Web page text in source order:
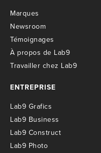
Marques
Newsroom
Témoignages
À propos de Lab9
Travailler chez Lab9
ENTREPRISE
Lab9 Grafics
Lab9 Business
Lab9 Construct
Lab9 Photo